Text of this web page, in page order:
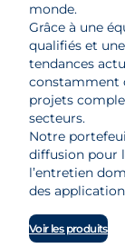
monde.
Grâce à une
qualifiés et
tendances
constamment
projets
secteurs.
Notre
diffusion pour
l’entretien
des
Voir les produits